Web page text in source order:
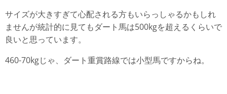
サイズが大きすぎて心配される方もいらっしゃるかもしれ
ませんが統計的に見てもダート馬は500kgを超えるくらいで
良いと思っています。
460-70kgじゃ、ダート重賞路線では小型馬ですからね。